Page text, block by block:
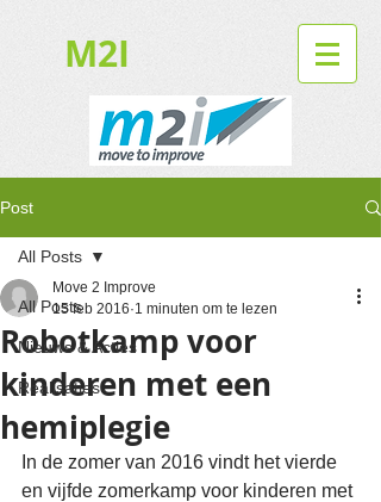
M2I
Post
All Posts
Nieuws & Acties
Realisaties
All Posts
Robotkamp voor
kinderen met een
hemiplegie
Move 2 Improve
15 feb 2016 1 minuten om te lezen
In de zomer van 2016 vindt het vierde
en vijfde zomerkamp voor kinderen met